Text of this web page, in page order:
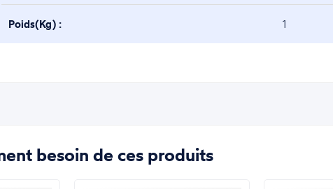
Poids(Kg) : 1
besoin de ces produits